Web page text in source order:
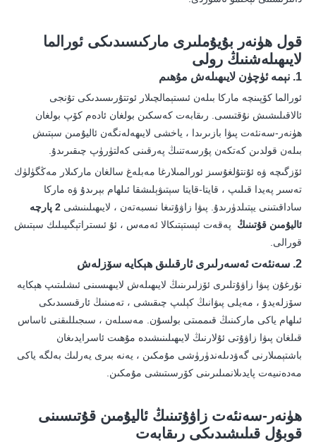
قول ھۈنەر بۇيۇملىرى ماركىسىدىكى ئورالما
لايىھىلەشنىڭ رولى
1. نېمە ئۈچۈن لايىھىلەش مۇھىم
ئورالما كۆپىنچە ماركا بىلەن ئىستېمالچىلار ئوتتۇرىسىدىكى تۇنجى
ئالاقىلىشىش نۇقتىسى. رىقابەت كەسكىن بولغان ئادەم كۆپ بولغان
ھۈنەر-سەنئەت پىۋا بازىرىدا ، ياخشى لايىھەلەنگەن ئاليۇمىن سېتىش
بىلەن قولدىن كەتكەن پۇرسەتنىڭ پەرقىنى كەلتۈرۈپ چىقىرىدۇ.
ئۆزگىچە ۋە ئۇنتۇلغۇسىز ئورالمىلارغا مەبلەغ سالغان ماركىلار مەڭگۈلۈك
تەسىر پەيدا قىلىپ ، قايتا-قايتا سېتىۋېلىشقا ئىلھام بېرىدۇ ۋە ماركا
ساداقىتىنى يېتىلدۈرىدۇ. پىۋا زاۋۇتىغا نىسبەتەن ، لايىھىلىنىشى
2 پارچە
ئاليۇمىن قۇتىنىڭ
پەقەت ئېستېتىكالا ئەمەس ، ئۇ ئىستراتېگىيىلىك سېتىش
قورالى.
2. سەنئەت ئەسەرلىرى ئارقىلىق ھېكايە سۆزلەش
نۇرغۇن پىۋا زاۋۇتلىرى ئۆزلىرىنىڭ لايىھىلەش لايىھىسىنى ئىشلىتىپ ھېكايە
سۆزلەيدۇ ، مەيلى پىۋانىڭ كېلىپ چىقىشى ، تەمىنىڭ ئارقىسىدىكى
ئىلھام ياكى ماركىنىڭ قىممىتى بولسۇن. مەسىلەن ، سىجىللىقنى ئاساس
قىلغان پىۋا زاۋۇتى ئۇلارنىڭ لايىھىلىنىشىدە مۇھىت ئاسرايدىغان
باشتېمىلارنى گەۋدىلەندۈرۈشى مۇمكىن ، يەنە بىرى يەرلىك بەلگە ياكى
مەدەنىيەت پايدىلانمىلىرىنى كۆرسىتىشى مۇمكىن.
ھۈنەر-سەنئەت زاۋۇتىنىڭ ئاليۇمىن قۇتىسىنى
قوبۇل قىلىشىدىكى رىقابەت